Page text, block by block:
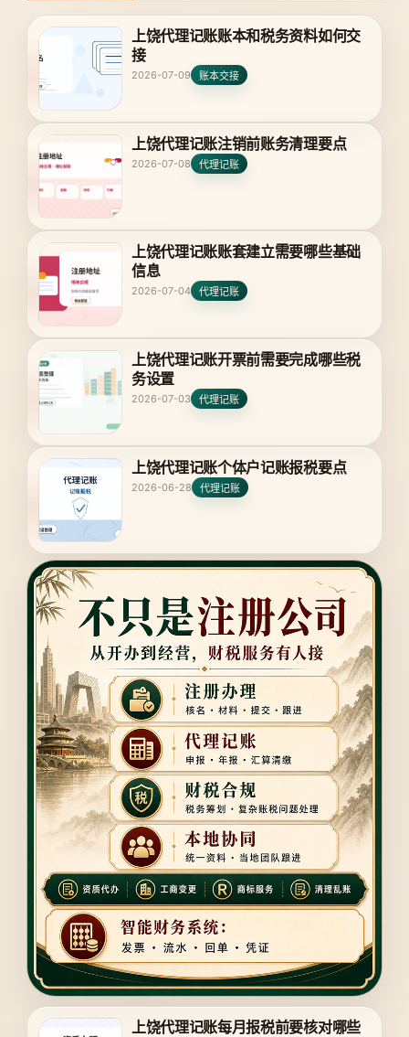
上饶代理记账账本和税务资料如何交
接
2026-07-09 账本交接
上饶代理记账注销前账务清理要点
2026-07-08 代理记账
上饶代理记账账套建立需要哪些基础
信息
2026-07-04 代理记账
上饶代理记账开票前需要完成哪些税
务设置
2026-07-03 代理记账
上饶代理记账个体户记账报税要点
2026-06-28 代理记账
上饶代理记账每月报税前要核对哪些